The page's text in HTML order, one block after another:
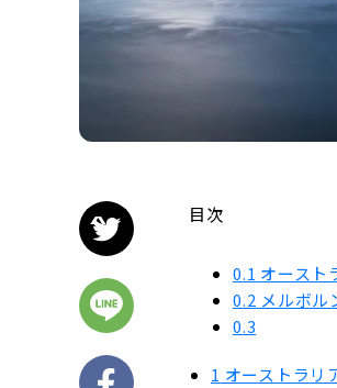
目次
0.1 オースト
0.2 メルボル
0.3
1 オーストラリ